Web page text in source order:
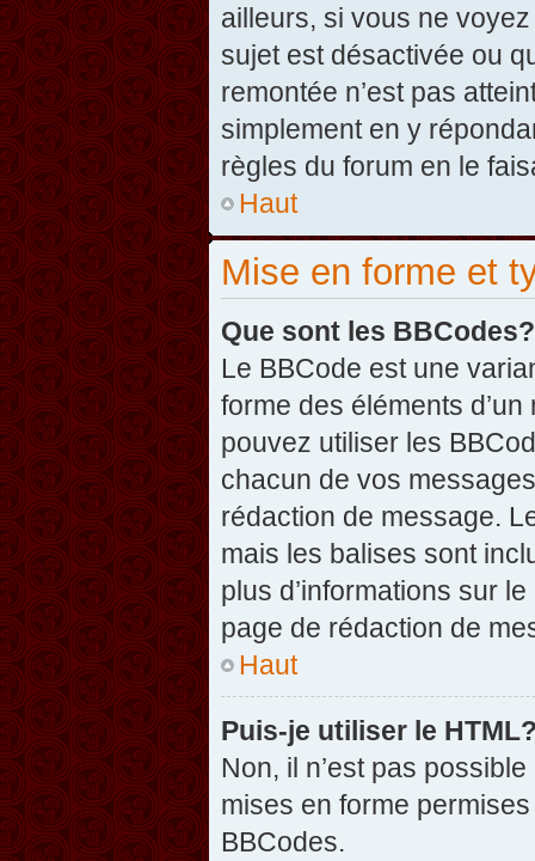
ailleurs, si vous ne
sujet est désactivée ou
remontée n’est pas
simplement en y
règles du forum en le
Haut
Mise en forme et
Que sont les BBCodes?
Le BBCode est une
forme des éléments
pouvez utiliser les
chacun de vos
rédaction de message.
mais les balises sont
plus d’informations sur
page de rédaction de
Haut
Puis-je utiliser le
Non, il n’est pas
mises en forme
BBCodes.